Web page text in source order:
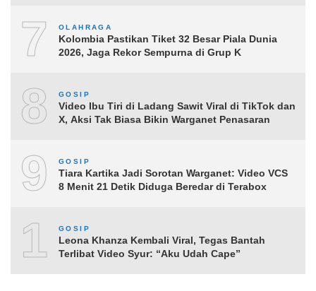
7 OLAHRAGA
Kolombia Pastikan Tiket 32 Besar Piala Dunia
2026, Jaga Rekor Sempurna di Grup K
8 GOSIP
Video Ibu Tiri di Ladang Sawit Viral di TikTok dan
X, Aksi Tak Biasa Bikin Warganet Penasaran
9 GOSIP
Tiara Kartika Jadi Sorotan Warganet: Video VCS
8 Menit 21 Detik Diduga Beredar di Terabox
10
GOSIP
Leona Khanza Kembali Viral, Tegas Bantah
Terlibat Video Syur: “Aku Udah Cape”